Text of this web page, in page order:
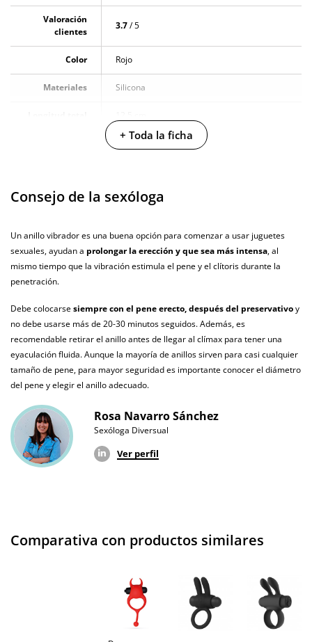
Valoración
clientes
3.7/ 5
Color Rojo
Materiales Silicona
3.5 cm
Baterias Pilas 3 x LR44
incluidas
Producto
No testado en
animales
Paquete discreto y sin distintivos
Garantías 3 años de garantía
Producto
original
¿Cuándo lo
recibo?
El martes 11 de agosto (fecha estimada)
+ Toda la ficha
Consejo de la sexóloga
Un anillo vibrador es una buena opción para comenzar a usar juguetes
sexuales, ayudan a prolongar la erección y que sea más intensa, al
mismo tiempo que la vibración estimula el pene y el clítoris durante la
penetración.
Debe colocarsesiempre con el pene erecto, después del preservativoy
no debe usarse más de 20-30 minutos seguidos. Además, es
recomendable retirar el anillo antes de llegar al clímax para tener una
eyaculación fluida. Aunque la mayoría de anillos sirven para casi cualquier
tamaño de pene, para mayor seguridad es importante conocer el diámetro
del pene y elegir el anillo adecuado.
Rosa Navarro Sánchez
Sexóloga Diversual
Ver perfil
Comparativa con productos similares